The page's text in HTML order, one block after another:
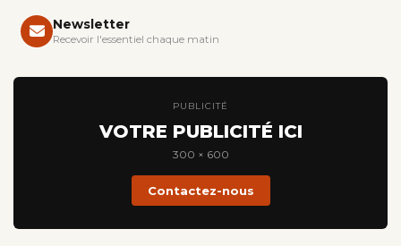
Newsletter
Recevoir l'essentiel chaque matin
PUBLICITÉ
VOTRE PUBLICITÉ ICI
300 × 600
Contactez-nous